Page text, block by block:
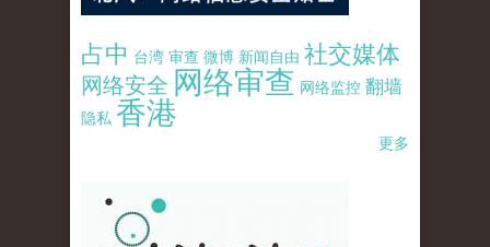
占中 台湾 审查 微博 新闻自由 社交媒体
网络安全 网络审查 网络监控 翻墙
隐私 香港
更多
pao-pao-banner-mirror-site-120814.jpg